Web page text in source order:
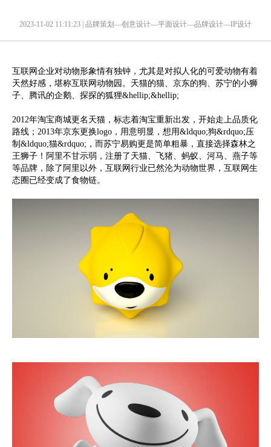
2023-11-02 11:11:23 | 品牌策划—创意设计—平面设计—品牌设计—IP设计
互联网企业对动物形象情有独钟，尤其是对拟人化的可爱动物有着
天然好感，堪称互联网动物园。天猫的猫、京东的狗、苏宁的小狮
子、腾讯的企鹅、探探的狐狸&hellip;&hellip;
2012年淘宝商城更名天猫，标志着淘宝重新出发，开始走上品质化
路线；2013年京东更换logo，用意明显，想用&ldquo;狗&rdquo;压
制&ldquo;猫&rdquo;，而苏宁易购更是简单粗暴，直接选择森林之
王狮子！阿里不甘示弱，注册了天猫、飞猪、蚂蚁、河马、燕子等
等品牌，除了阿里以外，互联网行业已然沦为动物世界，互联网生
态圈已经变成了食物链。